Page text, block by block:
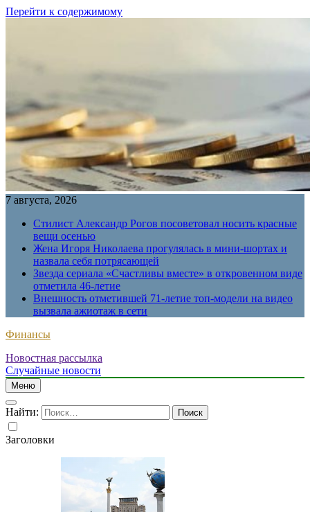
Перейти к содержимому
7 августа, 2026
Стилист Александр Рогов посоветовал носить красные
вещи осенью
Жена Игоря Николаева прогулялась в мини-шортах и
назвала себя потрясающей
Звезда сериала «Счастливы вместе» в откровенном виде
отметила 46-летие
Внешность отметившей 71-летие топ-модели на видео
вызвала ажиотаж в сети
Финансы
Новостная рассылка
Случайные новости
Меню
Найти:
Заголовки